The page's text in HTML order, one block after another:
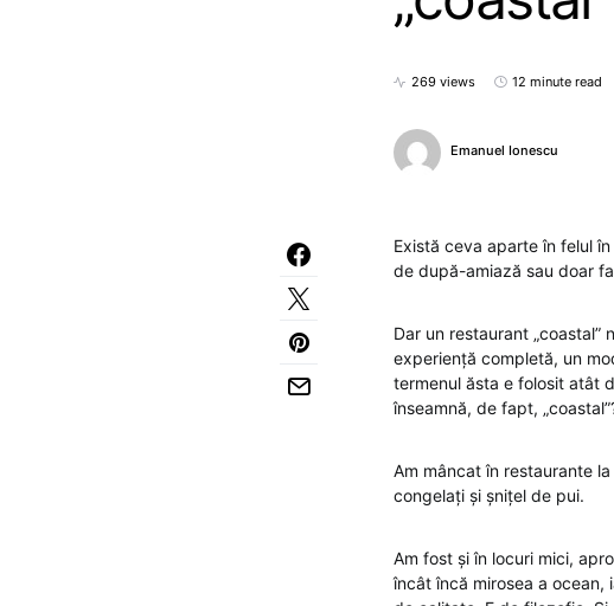
269 views 12 minute read
Emanuel Ionescu
Există ceva aparte în felul
de după-amiază sau doar
Dar un restaurant
experiență completă, un
termenul ăsta e folosit atât
înseamnă, de fapt,
Am mâncat în restaurante
congelați și șnițel de pui.
Am fost și în locuri mici,
încât încă mirosea a